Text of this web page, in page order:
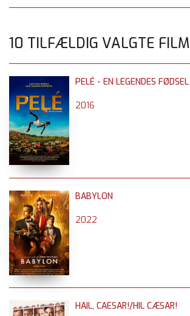
10 TILFÆLDIG VALGTE FILM
PELÉ - EN LEGENDES FØDSEL
2016
BABYLON
2022
HAIL, CAESAR!/HIL CÆSAR!